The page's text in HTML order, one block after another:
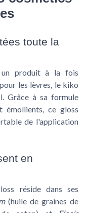
toute la
un produit à la fois
les lèvres, le kiko
Grâce à sa formule
émollients, ce gloss
de l'application
en
réside dans ses
(huile de graines de